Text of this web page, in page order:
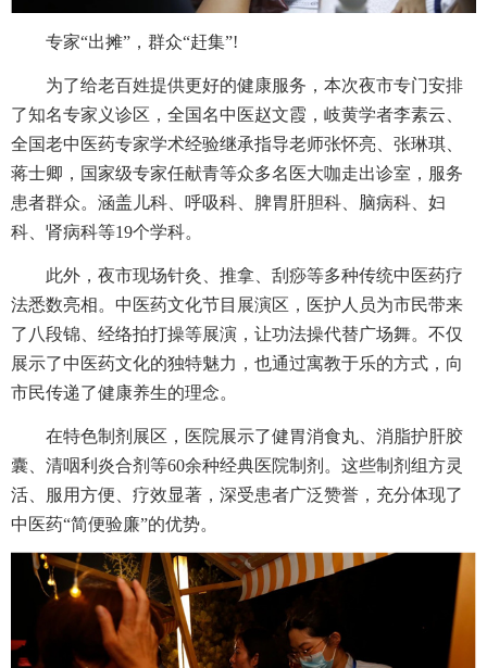
专家“出摊”，群众“赶集”!
为了给老百姓提供更好的健康服务，本次夜市专门安排
了知名专家义诊区，全国名中医赵文霞，岐黄学者李素云、
全国老中医药专家学术经验继承指导老师张怀亮、张琳琪、
蒋士卿，国家级专家任献青等众多名医大咖走出诊室，服务
患者群众。涵盖儿科、呼吸科、脾胃肝胆科、脑病科、妇
科、肾病科等19个学科。
此外，夜市现场针灸、推拿、刮痧等多种传统中医药疗
法悉数亮相。中医药文化节目展演区，医护人员为市民带来
了八段锦、经络拍打操等展演，让功法操代替广场舞。不仅
展示了中医药文化的独特魅力，也通过寓教于乐的方式，向
市民传递了健康养生的理念。
在特色制剂展区，医院展示了健胃消食丸、消脂护肝胶
囊、清咽利炎合剂等60余种经典医院制剂。这些制剂组方灵
活、服用方便、疗效显著，深受患者广泛赞誉，充分体现了
中医药“简便验廉”的优势。